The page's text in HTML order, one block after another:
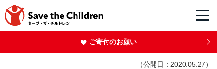
ご寄付のお願い
（公開日：2020.05.27）